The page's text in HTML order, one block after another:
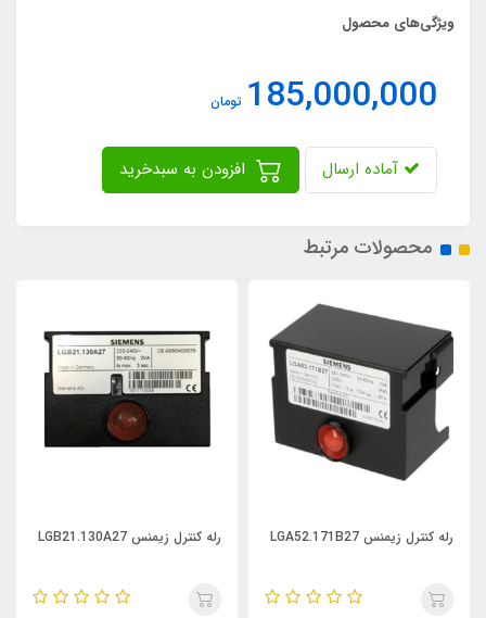
ویژگی‌های محصول
185,000,000 تومان
آماده ارسال
محصولات مرتبط
رله کنترل زیمنس LGA52.171B27 رله کنترل زیمنس LGB21.130A27